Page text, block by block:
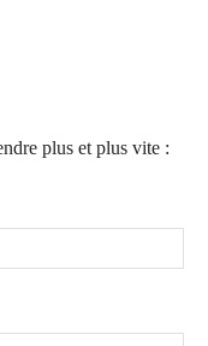
plus et plus vite :